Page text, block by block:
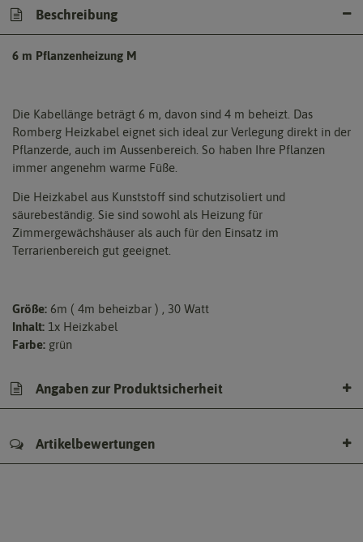
Beschreibung
6 m Pflanzenheizung M
Die Kabellänge beträgt 6 m, davon sind 4 m beheizt. Das
Romberg Heizkabel eignet sich ideal zur Verlegung direkt in der
Pflanzerde, auch im Aussenbereich. So haben Ihre Pflanzen
immer angenehm warme Füße.
Die Heizkabel aus Kunststoff sind schutzisoliert und
säurebeständig. Sie sind sowohl als Heizung für
Zimmergewächshäuser als auch für den Einsatz im
Terrarienbereich gut geeignet.
Größe: 6m ( 4m beheizbar ) , 30 Watt
Inhalt: 1x Heizkabel
Farbe: grün
Angaben zur Produktsicherheit
Artikelbewertungen